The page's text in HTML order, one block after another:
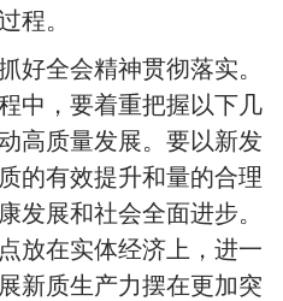
程。
全会精神贯彻落实。
中，要着重把握以下几
高质量发展。要以新发
的有效提升和量的合理
发展和社会全面进步。
放在实体经济上，进一
新质生产力摆在更加突